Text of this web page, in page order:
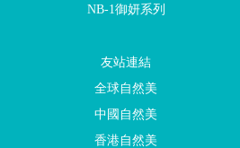
NB-1御妍系列
友站連結
全球自然美
中國自然美
香港自然美